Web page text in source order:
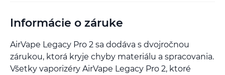
Informácie o záruke
AirVape Legacy Pro 2 sa dodáva s dvojročnou
zárukou, ktorá kryje chyby materiálu a spracovania.
Všetky vaporizéry AirVape Legacy Pro 2, ktoré